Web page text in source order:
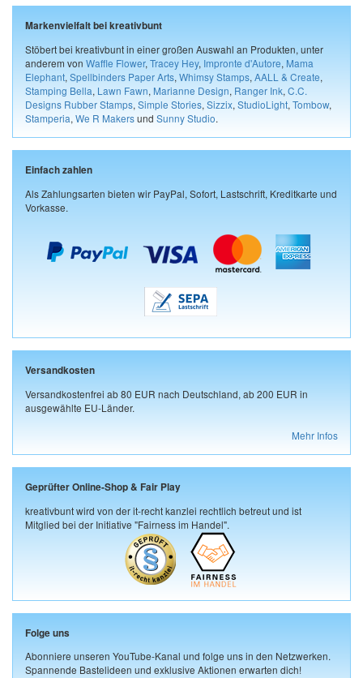
Markenvielfalt bei kreativbunt
Stöbert bei kreativbunt in einer großen Auswahl an Produkten, unter
anderem von Waffle Flower, Tracey Hey, Impronte d'Autore, Mama
Elephant, Spellbinders Paper Arts, Whimsy Stamps, AALL & Create,
Stamping Bella, Lawn Fawn, Marianne Design, Ranger Ink, C.C.
Designs Rubber Stamps, Simple Stories, Sizzix, StudioLight, Tombow,
Stamperia, We R Makersund Sunny Studio.
Einfach zahlen
Als Zahlungsarten bieten wir PayPal, Sofort, Lastschrift, Kreditkarte und
Vorkasse.
Versandkosten
Versandkostenfrei ab 80 EUR nach Deutschland, ab 200 EUR in
ausgewählte EU-Länder.
Mehr Infos
Geprüfter Online-Shop & Fair Play
kreativbunt wird von der it-recht kanzlei rechtlich betreut und ist
Mitglied bei der Initiative "Fairness im Handel".
Folge uns
Abonniere unseren YouTube-Kanal und folge uns in den Netzwerken.
Spannende Bastelideen und exklusive Aktionen erwarten dich!